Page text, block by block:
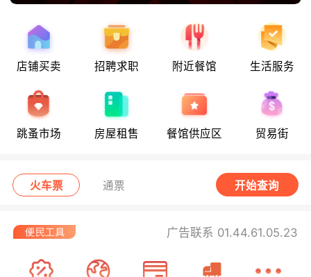
店铺买卖 招聘求职 附近餐馆 生活服务
跳蚤市场 房屋租售 餐馆供应区 贸易街
火车票 通票 开始查询
广告联系 01.44.61.05.23